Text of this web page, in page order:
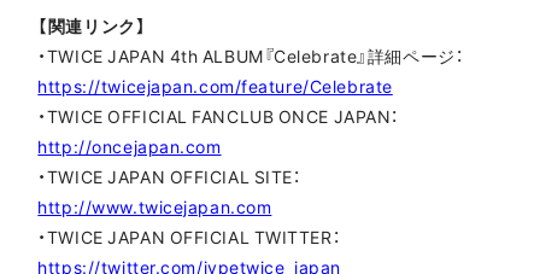
【関連リンク】
・TWICE JAPAN 4th ALBUM『Celebrate』詳細ページ：
https://twicejapan.com/feature/Celebrate
・TWICE OFFICIAL FANCLUB ONCE JAPAN：
http://oncejapan.com
・TWICE JAPAN OFFICIAL SITE：
http://www.twicejapan.com
・TWICE JAPAN OFFICIAL TWITTER：
https://twitter.com/jypetwice_japan